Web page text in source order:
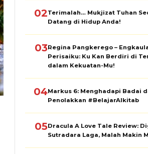
02Terimalah… Mukjizat Tuhan
Datang di Hidup Anda!
03Regina Pangkerego –
Perisaiku: Ku Kan Berdiri di
dalam Kekuatan-Mu!
04Markus 6: Menghadapi Badai
Penolakkan #BelajarAlkitab
05Dracula A Love Tale Review:
Sutradara Laga, Malah Makin